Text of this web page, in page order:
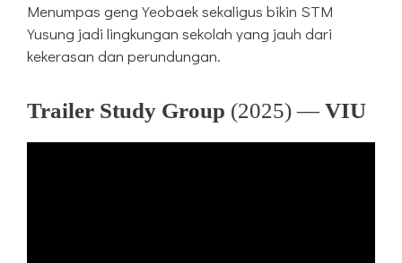
Menumpas geng Yeobaek sekaligus bikin STM
Yusung jadi lingkungan sekolah yang jauh dari
kekerasan dan perundungan.
Trailer Study Group (2025) —VIU